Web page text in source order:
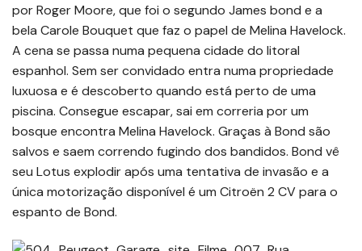
por Roger Moore, que foi o segundo James bond e a
bela Carole Bouquet que faz o papel de Melina Havelock.
A cena se passa numa pequena cidade do litoral
espanhol. Sem ser convidado entra numa propriedade
luxuosa e é descoberto quando está perto de uma
piscina. Consegue escapar, sai em correria por um
bosque encontra Melina Havelock. Graças à Bond são
salvos e saem correndo fugindo dos bandidos. Bond vê
seu Lotus explodir após uma tentativa de invasão e a
única motorização disponível é um Citroën 2 CV para o
espanto de Bond.